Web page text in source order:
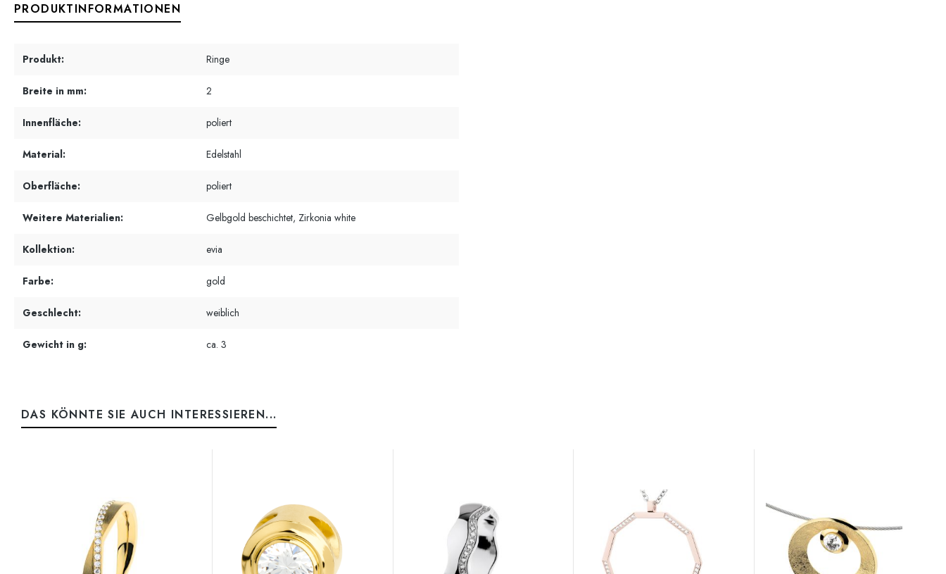
PRODUKTINFORMATIONEN
Produkt: Ringe
Breite in mm: 2
Innenfläche: poliert
Material: Edelstahl
Oberfläche: poliert
Weitere Materialien: Gelbgold beschichtet, Zirkonia white
Kollektion: evia
Farbe: gold
Geschlecht: weiblich
Gewicht in g: ca. 3
DAS KÖNNTE SIE AUCH INTERESSIEREN...